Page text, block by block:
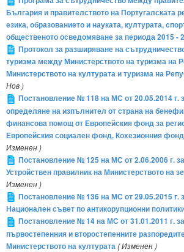
България и правителството на Португалската
езика, образованието и науката, културата,
общественото осведомяване за периода 2015 -
Протокол за разширяване на
туризма между Министерството на туризма на
Министерството на културата и туризма на
Нов )
Постановление № 118 на МС от 20.05.2014 г.
определяне на изпълнител от страна на
финансова помощ от Европейския фонд за
Европейския социален фонд, Кохезионния
Изменен )
Постановление № 125 на МС от 2.06.2006 г.
Устройствен правилник на Министерството на
Изменен )
Постановление № 136 на МС от 29.05.2015 г.
Национален съвет по антикорупционни
Постановление № 14 на МС от 31.01.2011 г.
първостепенния и второстепенните
Министерството на културата( Изменен )